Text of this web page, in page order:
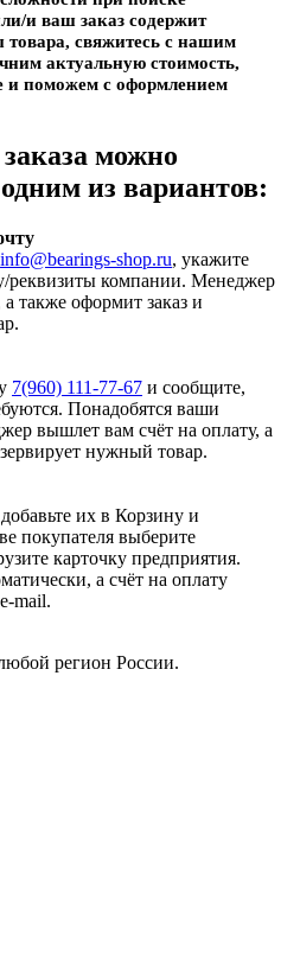
и ваш заказ содержит
товара, свяжитесь с нашим
актуальную стоимость,
и поможем с оформлением
можно
из вариантов:
info@bearings-shop.ru, укажите
реквизиты компании. Менеджер
также оформит заказ и
7(960) 111-77-67 и сообщите,
Понадобятся ваши
вышлет вам счёт на оплату, а
нужный товар.
их в Корзину и
покупателя выберите
карточку предприятия.
а счёт на оплату
mail.
регион России.